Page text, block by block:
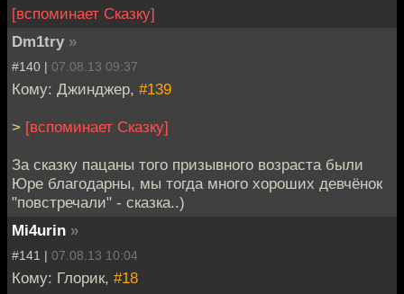
[вспоминает Сказку]
Dm1try »
#140 | 07.08.13 09:37
Кому: Джинджер, #139
> [вспоминает Сказку]
За сказку пацаны того призывного возраста были
Юре благодарны, мы тогда много хороших девчёнок
"повстречали" - сказка..)
Mi4urin »
#141 | 07.08.13 10:04
Кому: Глорик, #18